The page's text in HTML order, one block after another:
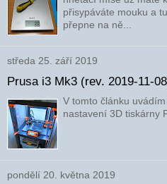
přisypáváte mouku a
přepne na ně...
středa 25. září 2019
Prusa i3 Mk3 (rev. 2019-11-
V tomto článku
nastavení 3D tiskárny
pondělí 20. května 2019